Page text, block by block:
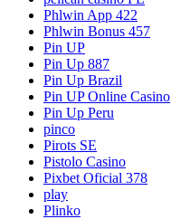
Phlwin App 422
Phlwin Bonus 457
Pin UP
Pin Up 887
Pin Up Brazil
Pin UP Online Casino
Pin Up Peru
pinco
Pirots SE
Pistolo Casino
Pixbet Oficial 378
play
Plinko